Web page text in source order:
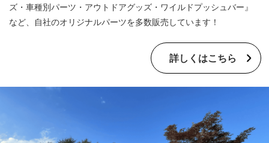
ズ・車種別パーツ・アウトドアグッズ・ワイルドプッシュバー』
など、自社のオリジナルパーツを多数販売しています！
詳しくはこちら